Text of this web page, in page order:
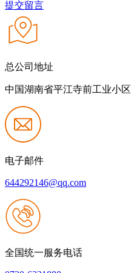
提交留言
总公司地址
中国湖南省平江寺前工业小区
电子邮件
644292146@qq.com
全国统一服务电话